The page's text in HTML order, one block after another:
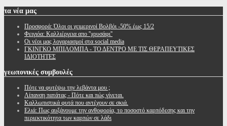
τα νέα μας
Προσφορά: Όλοι οι χειμερινοί Βολβόι -50% έως 15/2
Φειγιόα: Καλλιέργεια απο ''χρυσάφι''
Oι νέοι μας λογαριασμοί στα social media
ΓΚΙΝΓΚΟ ΜΠΙΛΟΜΠΑ - ΤΟ ΔΕΝΤΡΟ ΜΕ ΤΙΣ ΘΕΡΑΠΕΥΤΙΚΕΣ
ΙΔΙΟΤΗΤΕΣ
γεωπονικές συμβουλές
Πότε να φυτέψω την λεβάντα μου ;
Λίπανση πατάτας - Πότε και πώς γίνεται.
Καλλωπιστικά φυτά που αντέχουν σε σκιά.
Ελιά: Πως αυξάνουμε την ανθοφορία, το ποσοστό καρπόδεσης και την
περιεκτικότητα των καρπών σε λάδι